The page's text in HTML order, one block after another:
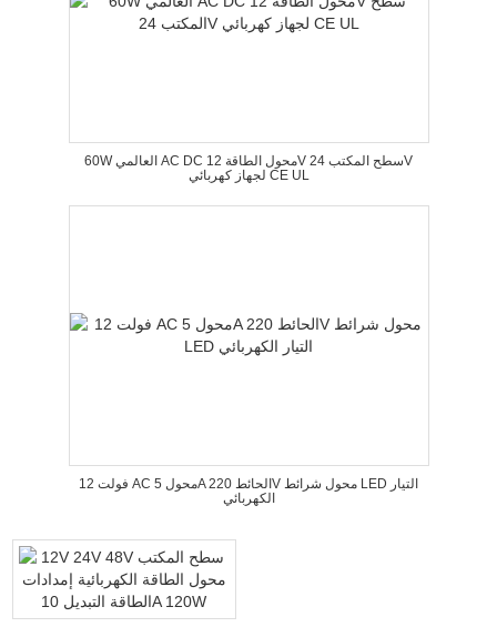
60W العالمي AC DC محول الطاقة 12V سطح المكتب 24V
لجهاز كهربائي CE UL
12 فولت AC محول 5A الحائط 220V محول شرائط LED التيار
الكهربائي